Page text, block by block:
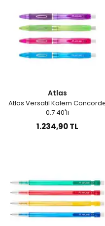
Atlas
Atlas Versatil Kalem
0.7 40'lı
1.234,90 TL